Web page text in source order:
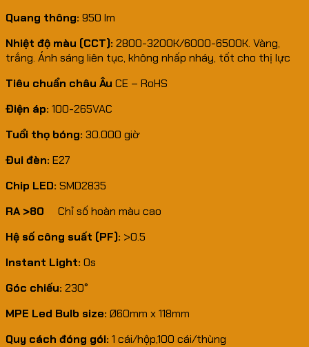
quantity
Quang thông: 950 lm
Nhiệt độ màu (CCT): 2800-3200K/6000-6500K. Vàng,
trắng. Ánh sáng liên tục, không nhấp nháy, tốt cho thị lực
Tiêu chuẩn châu Âu CE – RoHS
Điện áp: 100-265VAC
Tuổi thọ bóng: 30.000 giờ
Đui đèn: E27
Chip LED: SMD2835
RA >80 Chỉ số hoàn màu cao
Hệ số công suất (PF): >0.5
Instant Light: 0s
Góc chiếu: 230°
MPE Led Bulb size: Ø60mm x 118mm
Quy cách đóng gói: 1 cái/hộp,100 cái/thùng